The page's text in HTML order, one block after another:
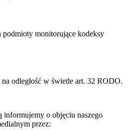
podmioty monitorujące kodeksy
na odległość w świetle art. 32 RODO.
informujemy o objęciu naszego
przez: